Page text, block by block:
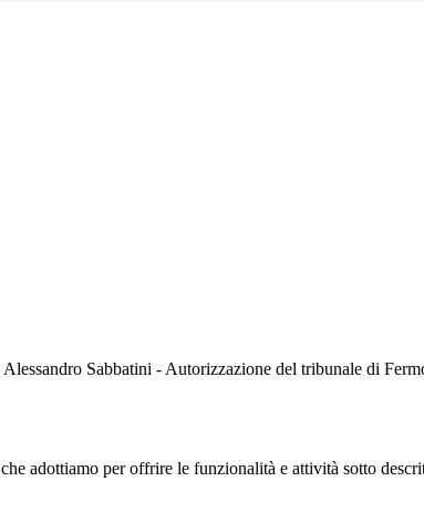
Sabbatini - Autorizzazione del tribunale di
adottiamo per offrire le funzionalità e attività sotto